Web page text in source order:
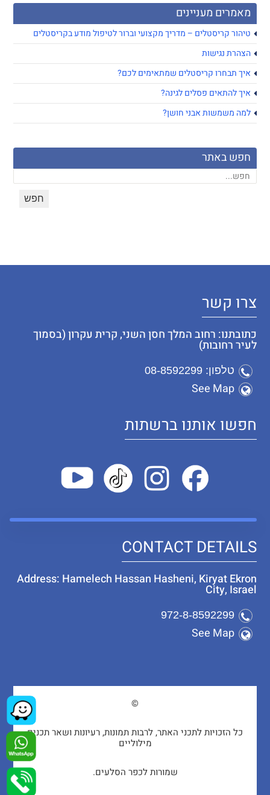
מאמרים מעניינים
טיהור קריסטלים – מדריך מקצועי וברור לטיפול מודע בקריסטלים
הצהרת נגישות
איך תבחרו קריסטלים שמתאימים לכם?
איך להתאים פסלים לגינה?
למה משמשות אבני חושן?
חפש באתר
צרו קשר
כתובתנו: רחוב המלך חסן השני, קרית עקרון (בסמוך
לעיר רחובות)
טלפון: 08-8592299
See Map
חפשו אותנו ברשתות
CONTACT DETAILS
Address: Hamelech Hassan Hasheni, Kiryat Ekron
City, Israel
972-8-8592299
See Map
©
כל הזכויות לתכני האתר, לרבות תמונות, רעיונות ושאר תכנים
מילוליים
שמורות לכפר הסלעים.